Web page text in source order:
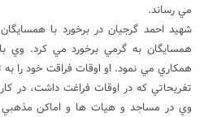
مي رساند.
شهيد احمد گرجيان در برخورد با
همسايگان به گرمي برخورد مي کرد. وي با
همکاري مي نمود. او اوقات فراقت خود را به
تفريحاتي که در اوقات فراغت داشت، در
وي در مساجد و هيات ها و اماکن